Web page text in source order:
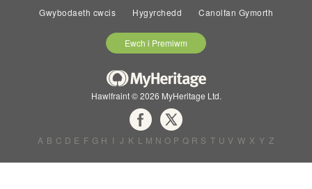
Gwybodaeth cwcis
Hygyrchedd Canolfan Gymorth
Ewch i Premiwm
Hawlfraint © 2026 MyHeritage Ltd.
A B C D E F G H I J K L M N O P Q R S T U V W X Y Z